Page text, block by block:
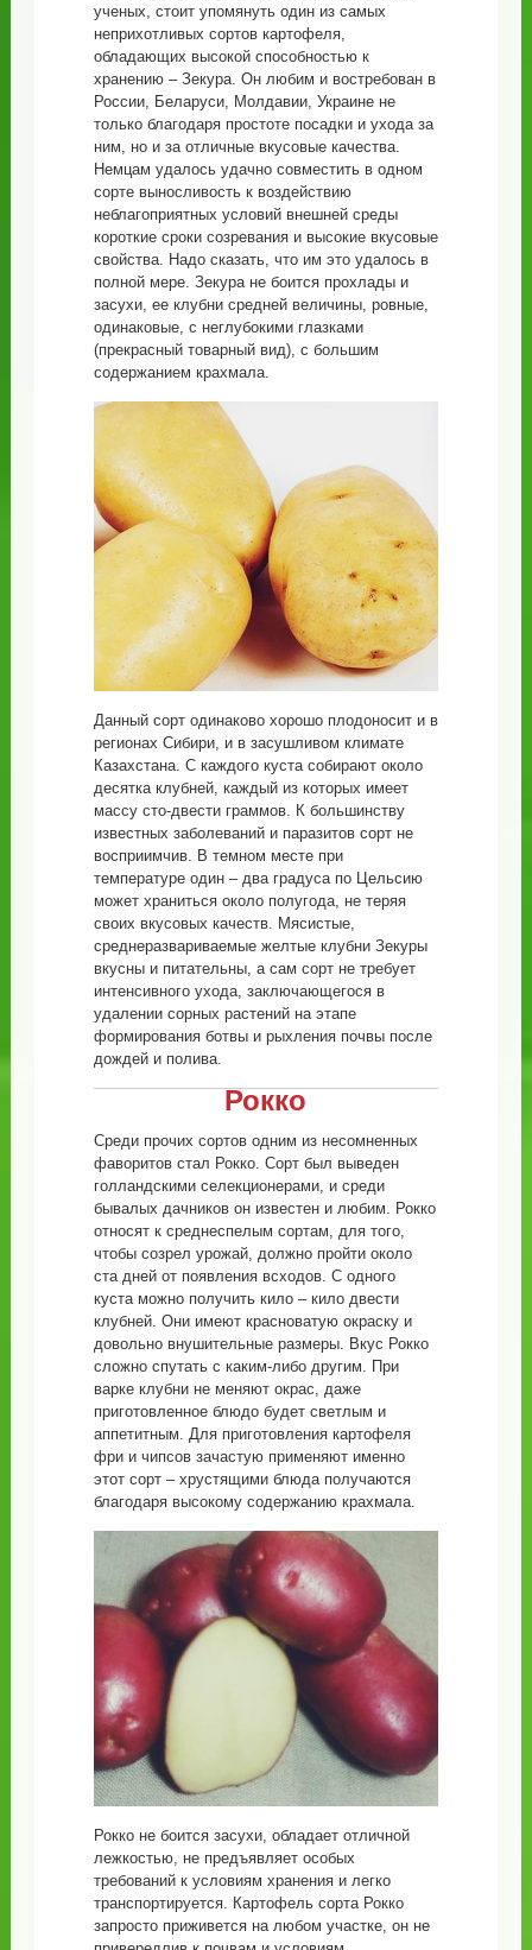
ученых, стоит упомянуть один из самых
неприхотливых сортов картофеля,
обладающих высокой способностью к
хранению – Зекура. Он любим и востребован в
России, Беларуси, Молдавии, Украине не
только благодаря простоте посадки и ухода за
ним, но и за отличные вкусовые качества.
Немцам удалось удачно совместить в одном
сорте выносливость к воздействию
неблагоприятных условий внешней среды
короткие сроки созревания и высокие вкусовые
свойства. Надо сказать, что им это удалось в
полной мере. Зекура не боится прохлады и
засухи, ее клубни средней величины, ровные,
одинаковые, с неглубокими глазками
(прекрасный товарный вид), с большим
содержанием крахмала.
Данный сорт одинаково хорошо плодоносит и в
регионах Сибири, и в засушливом климате
Казахстана. С каждого куста собирают около
десятка клубней, каждый из которых имеет
массу сто-двести граммов. К большинству
известных заболеваний и паразитов сорт не
восприимчив. В темном месте при
температуре один – два градуса по Цельсию
может храниться около полугода, не теряя
своих вкусовых качеств. Мясистые,
среднеразвариваемые желтые клубни Зекуры
вкусны и питательны, а сам сорт не требует
интенсивного ухода, заключающегося в
удалении сорных растений на этапе
формирования ботвы и рыхления почвы после
дождей и полива.
Рокко
Среди прочих сортов одним из несомненных
фаворитов стал Рокко. Сорт был выведен
голландскими селекционерами, и среди
бывалых дачников он известен и любим. Рокко
относят к среднеспелым сортам, для того,
чтобы созрел урожай, должно пройти около
ста дней от появления всходов. С одного
куста можно получить кило – кило двести
клубней. Они имеют красноватую окраску и
довольно внушительные размеры. Вкус Рокко
сложно спутать с каким-либо другим. При
варке клубни не меняют окрас, даже
приготовленное блюдо будет светлым и
аппетитным. Для приготовления картофеля
фри и чипсов зачастую применяют именно
этот сорт – хрустящими блюда получаются
благодаря высокому содержанию крахмала.
Рокко не боится засухи, обладает отличной
лежкостью, не предъявляет особых
требований к условиям хранения и легко
транспортируется. Картофель сорта Рокко
запросто приживется на любом участке, он не